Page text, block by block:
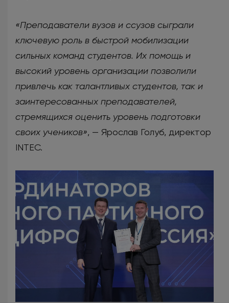
«Преподаватели вузов и ссузов сыграли
ключевую роль в быстрой мобилизации
сильных команд студентов. Их помощь и
высокий уровень организации позволили
привлечь как талантливых студентов, так и
заинтересованных преподавателей,
стремящихся оценить уровень подготовки
своих учеников», — Ярослав Голуб, директор
INTEC.